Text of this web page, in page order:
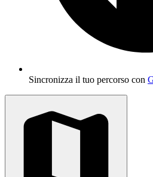
Sincronizza il tuo percorso con